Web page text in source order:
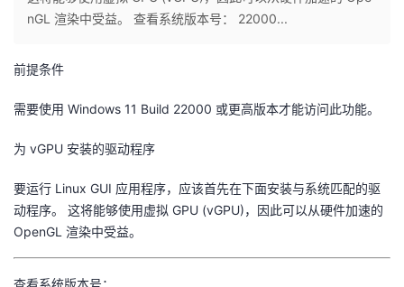
人
主
页
我
的
开
发
者
我
的
我
nGL 渲染中受益。 查看系统版本号： 22000...
前提条件
需要使用 Windows 11 Build 22000 或更高版本才能访问此功能。
为 vGPU 安装的驱动程序
要运行 Linux GUI 应用程序，应该首先在下面安装与系统匹配的驱
动程序。 这将能够使用虚拟 GPU (vGPU)，因此可以从硬件加速的
OpenGL 渲染中受益。
查看系统版本号：